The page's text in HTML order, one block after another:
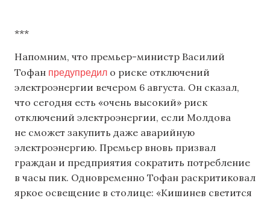
***
Напомним, что премьер-министр Василий
Тофан предупредил о риске отключений
электроэнергии вечером 6 августа. Он сказал,
что сегодня есть «очень высокий» риск
отключений электроэнергии, если Молдова
не сможет закупить даже аварийную
электроэнергию. Премьер вновь призвал
граждан и предприятия сократить потребление
в часы пик. Одновременно Тофан раскритиковал
яркое освещение в столице: «Кишинев светится